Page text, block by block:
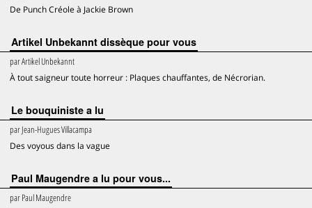
De Punch Créole à Jackie Brown
Artikel Unbekannt dissèque pour vous
parArtikel Unbekannt
À tout saigneur toute horreur : Plaques chauffantes, de Nécrorian.
Le bouquiniste a lu
parJean-Hugues Villacampa
Des voyous dans la vague
Paul Maugendre a lu pour vous...
parPaul Maugendre